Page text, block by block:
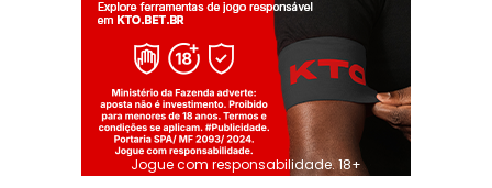
Jogue com responsabilidade. 18+